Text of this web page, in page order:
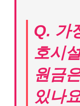
Q. 가
호시
원금
있나